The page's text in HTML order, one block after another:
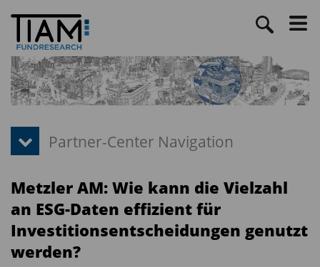
Metzler AM: Wie kann die Vielzahl
an ESG-Daten effizient für
Investitionsentscheidungen genutzt
werden?